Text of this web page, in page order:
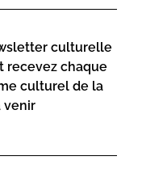
culturelle
recevez chaque
culturel de la
venir